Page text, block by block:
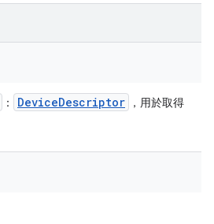
： DeviceDescriptor
，用於取得